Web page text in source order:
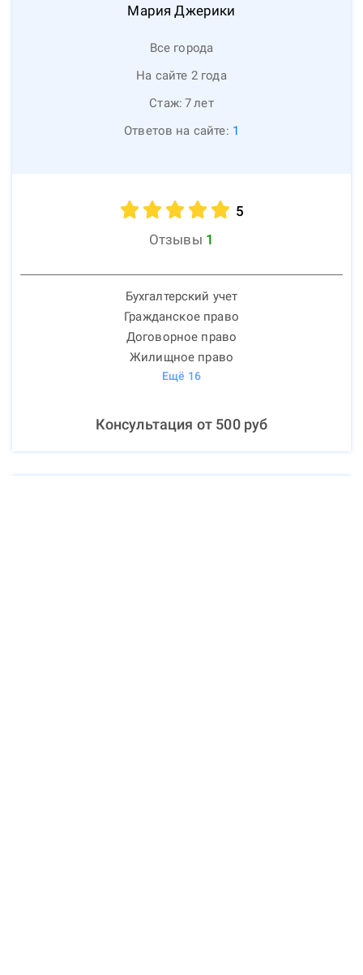
Мария Джерики
Все города
На сайте 2 года
Стаж: 7лет
Ответов на сайте: 1
5
Отзывы 1
Бухгалтерский учет
Гражданское право
Договорное право
Жилищное право
Ещё 16
Консультация от 500руб